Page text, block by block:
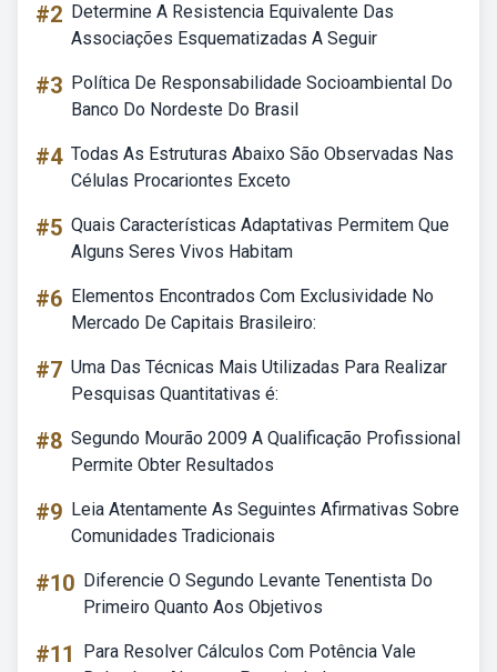
#2 Determine A Resistencia Equivalente Das
Associações Esquematizadas A Seguir
#3 Política De Responsabilidade Socioambiental Do
Banco Do Nordeste Do Brasil
#4 Todas As Estruturas Abaixo São Observadas Nas
Células Procariontes Exceto
#5 Quais Características Adaptativas Permitem Que
Alguns Seres Vivos Habitam
#6 Elementos Encontrados Com Exclusividade No
Mercado De Capitais Brasileiro:
#7 Uma Das Técnicas Mais Utilizadas Para Realizar
Pesquisas Quantitativas é:
#8 Segundo Mourão 2009 A Qualificação Profissional
Permite Obter Resultados
#9 Leia Atentamente As Seguintes Afirmativas Sobre
Comunidades Tradicionais
#10 Diferencie O Segundo Levante Tenentista Do
Primeiro Quanto Aos Objetivos
#11
Para Resolver Cálculos Com Potência Vale